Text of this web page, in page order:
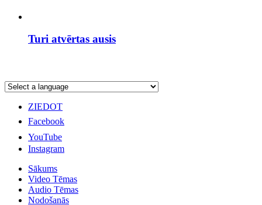
Turi atvērtas ausis
ZIEDOT
Facebook
YouTube
Instagram
Sākums
Video Tēmas
Audio Tēmas
Nodošanās